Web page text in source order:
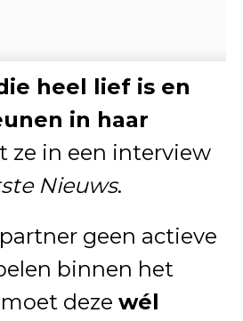
heel lief is en
in haar
ze in een interview
Nieuws.
geen actieve
binnen het
deze wél